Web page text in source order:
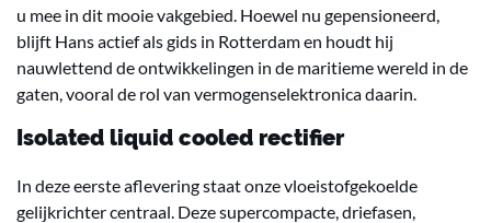
u mee in dit mooie vakgebied. Hoewel nu gepensioneerd,
blijft Hans actief als gids in Rotterdam en houdt hij
nauwlettend de ontwikkelingen in de maritieme wereld in de
gaten, vooral de rol van vermogenselektronica daarin.
Isolated liquid cooled rectifier
In deze eerste aflevering staat onze vloeistofgekoelde
gelijkrichter centraal. Deze supercompacte, driefasen,